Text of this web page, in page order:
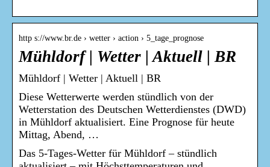
http s://www.br.de › wetter › action › 5_tage_prognose
Mühldorf | Wetter | Aktuell | BR
Mühldorf | Wetter | Aktuell | BR
Diese Wetterwerte werden stündlich von der
Wetterstation des Deutschen Wetterdienstes (DWD)
in Mühldorf aktualisiert. Eine Prognose für heute
Mittag, Abend, …
Das 5-Tages-Wetter für Mühldorf – stündlich